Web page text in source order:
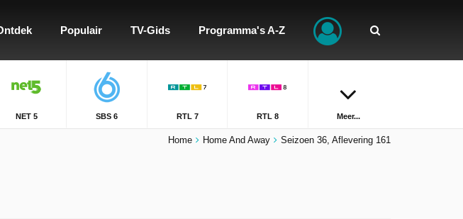
Populair TV-Gids Programma's A-Z
NET 5 SBS 6 RTL 7 RTL 8 Meer...
Home Home And Away Seizoen 36, Aflevering 161